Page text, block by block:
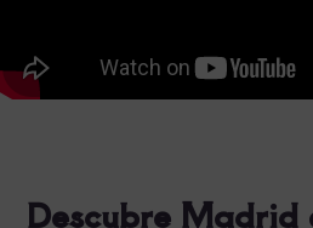
Descubre Madrid